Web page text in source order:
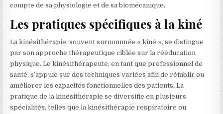
compte de sa physiologie et de sa biomécanique.
Les pratiques spécifiques à la kiné
La kinésithérapie, souvent surnommée « kiné », se distingue
par son approche thérapeutique ciblée sur la rééducation
physique. Le kinésithérapeute, en tant que professionnel de
santé, s’appuie sur des techniques variées afin de rétablir ou
améliorer les capacités fonctionnelles des patients. La
pratique de la kinésithérapie se diversifie en plusieurs
spécialités, telles que la kinésithérapie respiratoire ou